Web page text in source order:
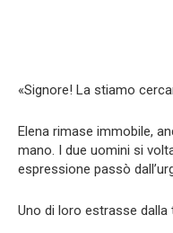
«Signore! La stiamo
Elena rimase immobile,
mano. I due uomini si
espressione passò
Uno di loro estrasse